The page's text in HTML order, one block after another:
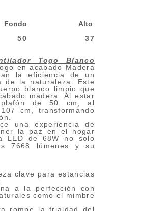
Fondo
Alto
50 37
Togo Blanco
en acabado Madera
la eficiencia de un
de la naturaleza. Este
blanco limpio que
madera. Al estar
plafón de 50 cm; al
cm, transformando
una experiencia de
la paz en el hogar
LED de 68W no solo
7668 lúmenes y su
clave para estancias
a la perfección con
como el mimbre